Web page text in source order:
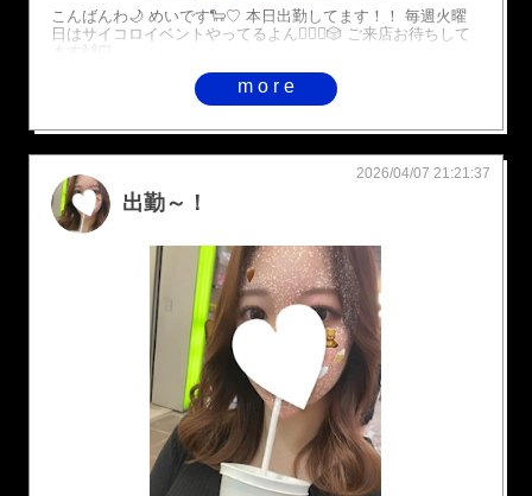
こんばんわ🌙 めいです🐑♡ 本日出勤してます！！ 毎週火曜
日はサイコロイベントやってるよん💁🏻‍♀️🎲 ご来店お待ちして
more
出勤～！
2026/04/07 21:21:37